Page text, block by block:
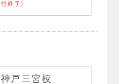
付終了）
神戸三宮校